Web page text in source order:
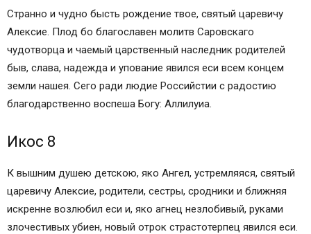
Странно и чудно бысть рождение твое, святый царевичу
Алексие. Плод бо благославен молитв Саровскаго
чудотворца и чаемый царственный наследник родителей
быв, слава, надежда и упование явился еси всем концем
земли нашея. Сего ради людие Российстии с радостию
благодарственно воспеша Богу: Аллилуиа.
Икос 8
К вышним душею детскою, яко Ангел, устремляяся, святый
царевичу Алексие, родители, сестры, сродники и ближняя
искренне возлюбил еси и, яко агнец незлобивый, руками
злочестивых убиен, новый отрок страстотерпец явился еси.